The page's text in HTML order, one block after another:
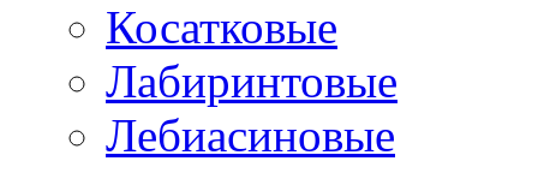
Косатковые
Лабиринтовые
Лебиасиновые